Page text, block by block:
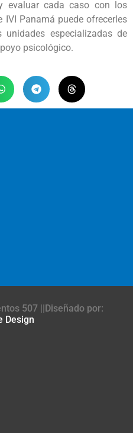
evaluar cada caso con los
IVI Panamá puede ofrecerles
especializadas de
psicológico.
507 ||Diseñado por:
Design